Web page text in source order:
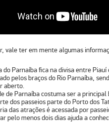
vale ter em mente algumas
do Parnaíbafica na divisa entrePiauí
pelos braços doRio Parnaíba,
aberto.
de Parnaíbacostuma ser a principal
dos passeios parte doPorto dos
das atrações é acessada por
pelo menosdois diasajuda a